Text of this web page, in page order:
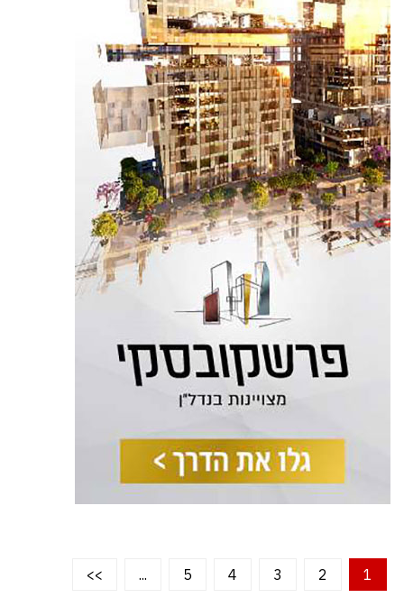
1
2
3
4
5
...
>>